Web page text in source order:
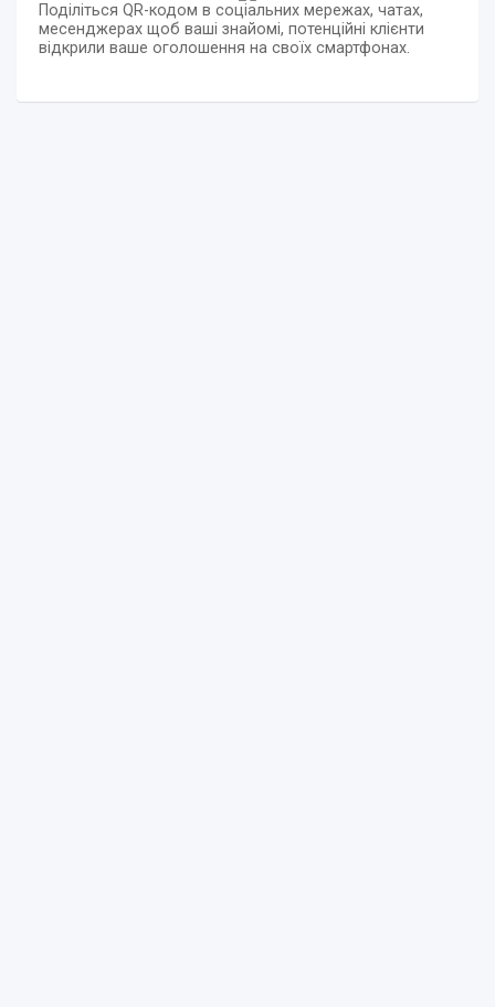
Поділіться QR-кодом в соціальних мережах, чатах,
месенджерах щоб ваші знайомі, потенційні клієнти
відкрили ваше оголошення на своїх смартфонах.